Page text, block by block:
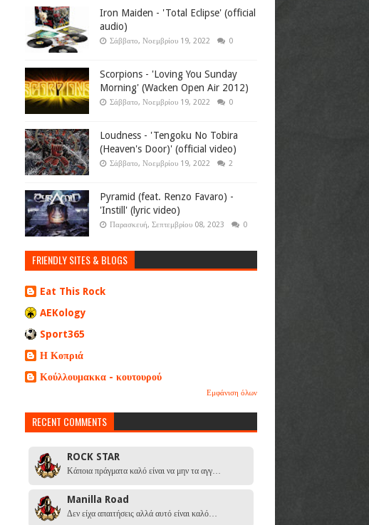
Iron Maiden - 'Total Eclipse' (official
audio)
Σάββατο, Νοεμβρίου 19, 2022 0
Scorpions - 'Loving You Sunday
Morning' (Wacken Open Air 2012)
Σάββατο, Νοεμβρίου 19, 2022 0
Loudness - 'Tengoku No Tobira
(Heaven's Door)' (official video)
Σάββατο, Νοεμβρίου 19, 2022 2
Pyramid (feat. Renzo Favaro) -
'Instill' (lyric video)
Παρασκευή, Σεπτεμβρίου 08, 2023 0
FRIENDLY SITES & BLOGS
Eat This Rock
AEKology
Sport365
Η Κοπριά
Κούλλουμακκα - κουτουρού
Εμφάνιση όλων
RECENT COMMENTS
ROCK STAR
Κάποια πράγματα καλό είναι να μην τα αγγ…
Manilla Road
Δεν είχα απαιτήσεις αλλά αυτό είναι καλό…